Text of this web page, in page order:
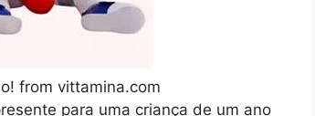
from vittamina.com
para uma criança de um ano